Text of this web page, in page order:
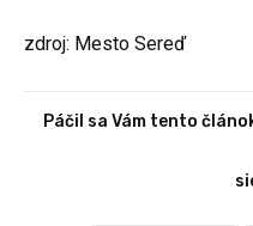
zdroj: Mesto Sereď
Páčil sa Vám tento